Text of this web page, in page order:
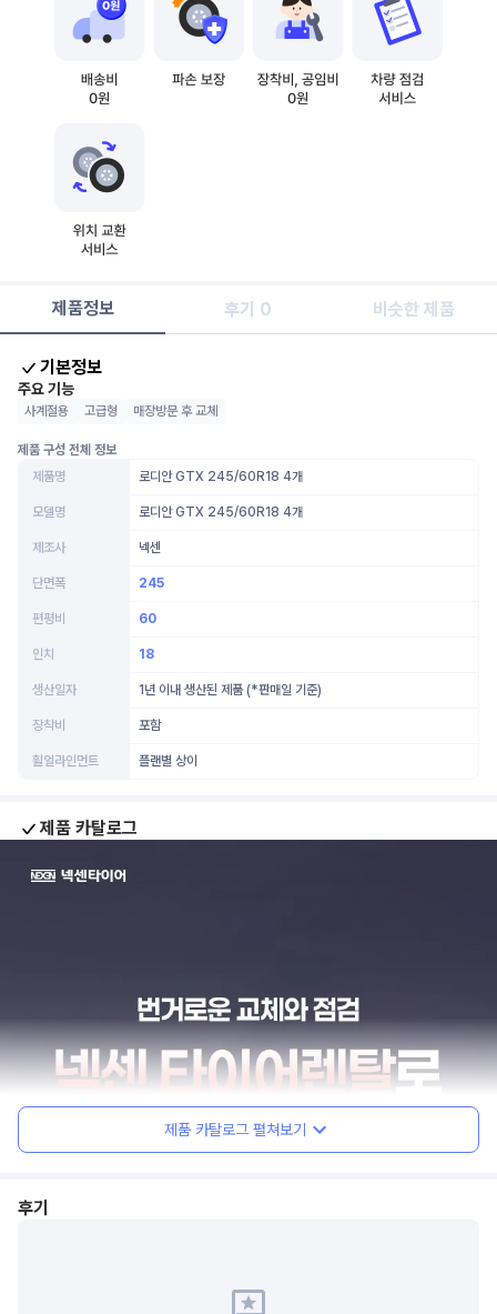
제품정보 후기 0 비슷한 제품
기본정보
주요 기능
사계절용 고급형 매장방문 후 교체
제품 구성 전체 정보
제품명
로디안 GTX 245/60R18 4개
모델명 로디안 GTX 245/60R18 4개
제조사 넥센
단면폭 245
편평비 60
인치 18
생산일자 1년 이내 생산된 제품 (*판매일 기준)
장착비 포함
휠얼라인먼트 플랜별 상이
제품 카탈로그
제품 카탈로그 펼쳐보기
후기